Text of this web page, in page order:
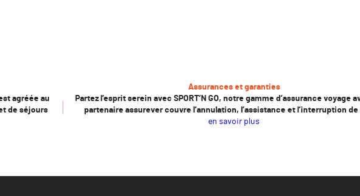
agréée au
de séjours
Assurances et garanties
Partez l’esprit serein avec SPORT’N GO, notre gamme d’assurance voyage
partenaire assurever couvre l’annulation, l’assistance et l’interruption
en savoir plus